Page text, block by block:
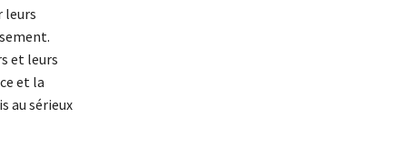
leurs
et leurs
et la
au sérieux